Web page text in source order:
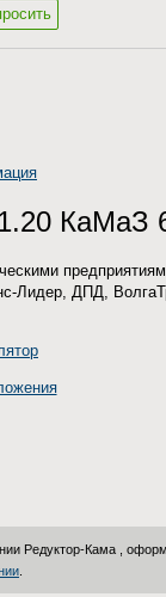
КаМаЗ
Лидер, ДПД,
Редуктор-Кама ,